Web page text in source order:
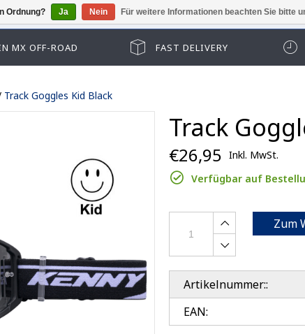
accessoires
accessoires
accessoires
accessoires
accessoires
accessoires
accessoires
accessoires
Der Gäste Checkout ist deaktiviert, bitte melden Sie sich zuerst
MX OFF-ROAD FAST DELIVERY
Track Goggles Kid Black
Track
€26,95 Inkl. MwSt.
Verfügbar auf
Zum
Artikelnummer::
EAN:
Ordnung? Ja Nein Für weitere Informationen beachten Sie bitte